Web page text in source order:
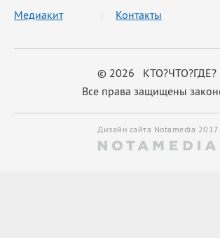
© 2026 КТО?ЧТО?ГДЕ?
Все права защищены
Медиакит Контакты
Дизайн сайта Notamedia 2017